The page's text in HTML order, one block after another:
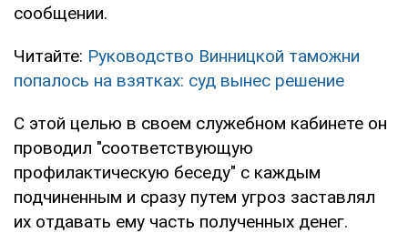
сообщении.
Читайте: Руководство Винницкой таможни
попалось на взятках: суд вынес решение
С этой целью в своем служебном кабинете он
проводил "соответствующую
профилактическую беседу" с каждым
подчиненным и сразу путем угроз заставлял
их отдавать ему часть полученных денег.